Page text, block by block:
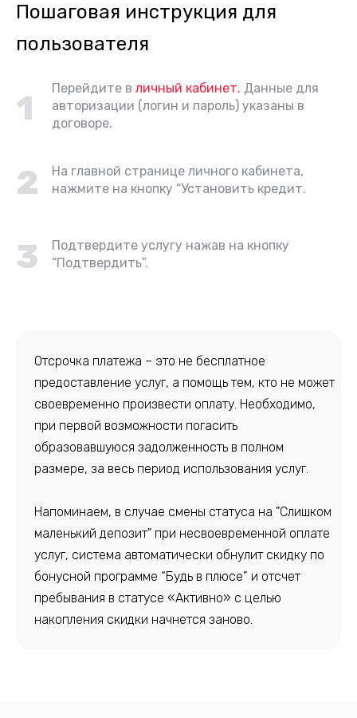
Пошаговая инструкция для
пользователя
1
Перейдите в личный кабинет. Данные для
авторизации (логин и пароль) указаны в
договоре.
2
На главной странице личного кабинета,
нажмите на кнопку “Установить кредит.
3
Подтвердите услугу нажав на кнопку
“Подтвердить”.
Отсрочка платежа – это не бесплатное
предоставление услуг, а помощь тем, кто не может
своевременно произвести оплату. Необходимо,
при первой возможности погасить
образовавшуюся задолженность в полном
размере, за весь период использования услуг.
Напоминаем, в случае смены статуса на "Слишком
маленький депозит" при несвоевременной оплате
услуг, система автоматически обнулит скидку по
бонусной программе “Будь в плюсе” и отсчет
пребывания в статусе «Активно» с целью
накопления скидки начнется заново.